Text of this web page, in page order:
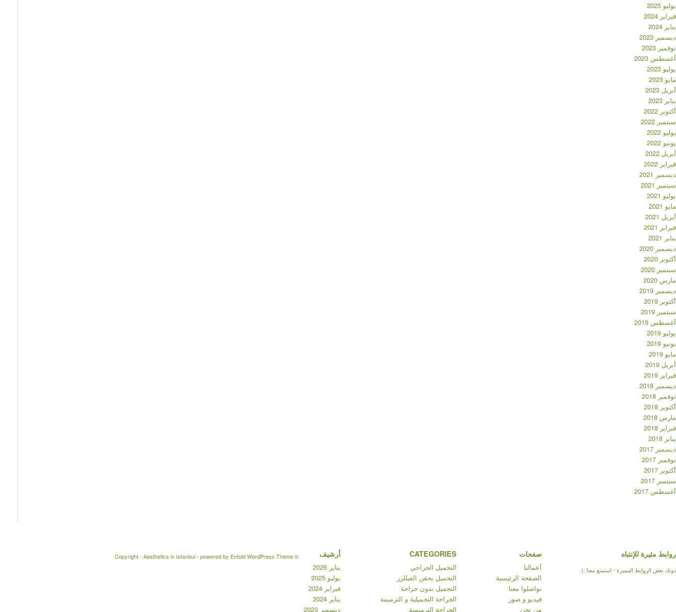
يوليو 2025
فبراير 2024
يناير 2024
ديسمبر 2023
نوفمبر 2023
أغسطس 2023
يوليو 2023
مايو 2023
أبريل 2023
يناير 2023
أكتوبر 2022
سبتمبر 2022
يوليو 2022
يونيو 2022
أبريل 2022
فبراير 2022
ديسمبر 2021
سبتمبر 2021
يوليو 2021
مايو 2021
أبريل 2021
فبراير 2021
يناير 2021
ديسمبر 2020
أكتوبر 2020
سبتمبر 2020
مارس 2020
ديسمبر 2019
أكتوبر 2019
سبتمبر 2019
أغسطس 2019
يوليو 2019
يونيو 2019
مايو 2019
أبريل 2019
فبراير 2019
ديسمبر 2018
نوفمبر 2018
أكتوبر 2018
مارس 2018
فبراير 2018
يناير 2018
ديسمبر 2017
نوفمبر 2017
أكتوبر 2017
سبتمبر 2017
أغسطس 2017
روابط مثيرة للإنتباه
دونك بعض الروابط المميزة - استمتع معنا :)
صفحات
أعمالنا
الصفحة الرئيسية
تواصلوا معنا
فيديو و صور
من نحن
CATEGORIES
التجميل الجراحي
التجميل بحقن الفيللرز
التجميل بدون جراحة
الجراحة التجميلية و الترميمة
الجراحة الترميمية
أرشيف
يناير 2026
يوليو 2025
فبراير 2024
يناير 2024
ديسمبر 2023
© Copyright -
Aesthetics in Istanbul-powered by Enfold WordPress Theme